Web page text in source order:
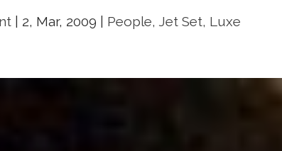
| 2, Mar, 2009 People, Jet Set, Luxe